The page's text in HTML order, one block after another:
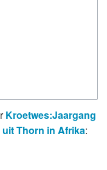
Kroetwes:Jaargang
uit Thorn in Afrika: